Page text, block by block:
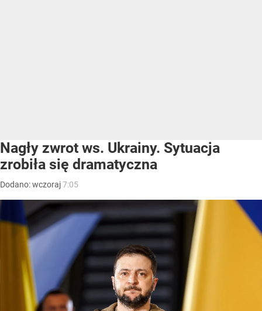
Nagły zwrot ws. Ukrainy. Sytuacja
zrobiła się dramatyczna
Dodano:wczoraj7:05